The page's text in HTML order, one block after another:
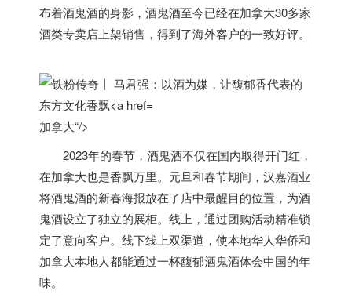
布着酒鬼酒的身影，酒鬼酒至今已经在加拿大30多家
酒类专卖店上架销售，得到了海外客户的一致好评。
加拿大“/>
2023年的春节，酒鬼酒不仅在国内取得开门红，
在加拿大也是香飘万里。元旦和春节期间，汉嘉酒业
将酒鬼酒的新春海报放在了店中最醒目的位置，为酒
鬼酒设立了独立的展柜。线上，通过团购活动精准锁
定了意向客户。线下线上双渠道，使本地华人华侨和
加拿大本地人都能通过一杯馥郁酒鬼酒体会中国的年
味。